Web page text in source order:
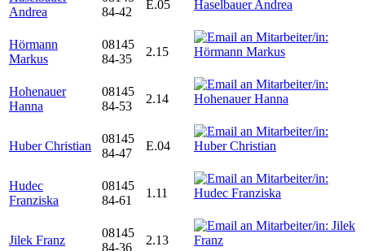
Andrea
84-42
E.05
Hörmann
Markus
08145
84-35
2.15
Hohenauer
Hanna
08145
84-53
2.14
Huber Christian
08145
84-47
E.04
Hudec
Franziska
08145
84-61
1.11
Jilek Franz
08145
84-36
2.13